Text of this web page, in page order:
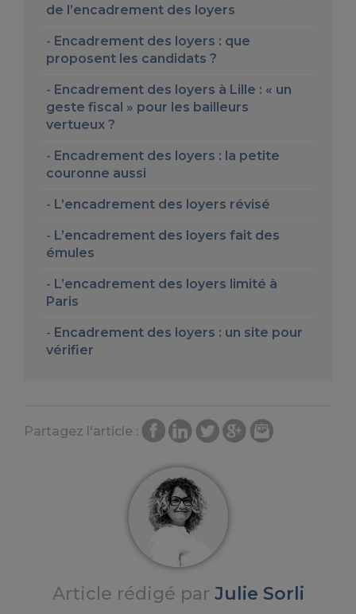
de l’encadrement des loyers
Encadrement des loyers : que
proposent les candidats ?
Encadrement des loyers à Lille : « un
geste fiscal » pour les bailleurs
vertueux ?
Encadrement des loyers : la petite
couronne aussi
L’encadrement des loyers révisé
L’encadrement des loyers fait des
émules
L’encadrement des loyers limité à
Paris
Encadrement des loyers : un site pour
vérifier
Partagez l'article :
Article rédigé par Julie Sorli